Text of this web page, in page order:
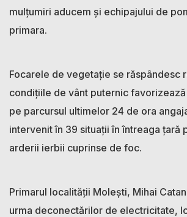
mulțumiri aducem și echipajului de
primara.
Focarele de vegetație se răspândesc
condițiile de vânt puternic
pe parcursul ultimelor 24 de ora
intervenit în 39 situații în întreaga țară
arderii ierbii cuprinse de foc.
Primarul localității Molești, Mihai
urma deconectărilor de electricitate,